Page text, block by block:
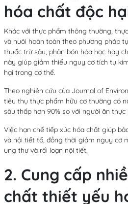
hóa chất độc
Khác với thực phẩm thông thường,
và nuôi hoàn toàn theo phương pháp
thuốc trừ sâu, phân bón hóa học hay
này giúp giảm thiểu nguy cơ tích tụ
hại trong cơ thể.
Theo nghiên cứu của Journal of
tiêu thụ thực phẩm hữu cơ thường có
sâu thấp hơn 90% so với người ăn
Việc hạn chế tiếp xúc hóa chất giúp
và nội tiết tố, đồng thời giảm nguy cơ
ung thư và rối loạn nội tiết.
2. Cung cấp
chất thiết yếu